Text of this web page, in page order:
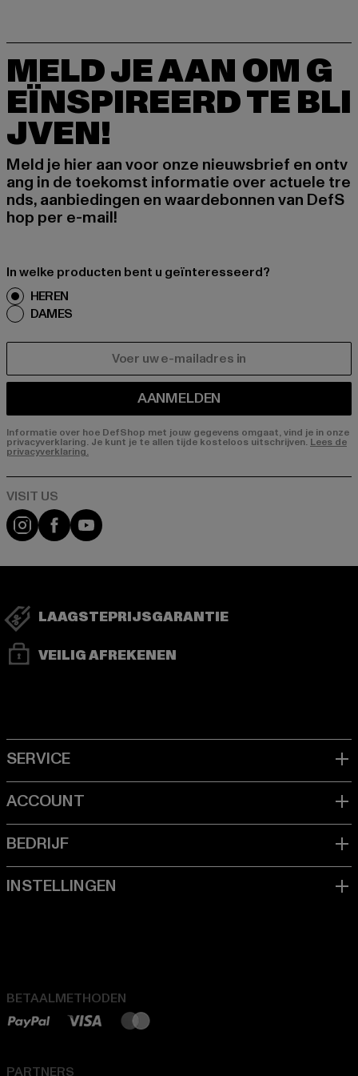
MELD JE AAN OM G
EÏNSPIREERD TE BLI
JVEN!
Meld je hier aan voor onze nieuwsbrief en ontv
ang in de toekomst informatie over actuele tre
nds, aanbiedingen en waardebonnen van DefS
hop per e-mail!
In welke producten bent u geïnteresseerd?
HEREN
DAMES
AANMELDEN
Informatie over hoe DefShop met jouw gegevens omgaat, vind je in onze
privacyverklaring. Je kunt je te allen tijde kosteloos uitschrijven. Lees de
privacyverklaring.
Visit our Instagram page:
Visit our Facebook page:
Visit our YouTube channel:
LAAGSTEPRIJSGARANTIE
VEILIG AFREKENEN
BETAALMETHODEN
PARTNERS